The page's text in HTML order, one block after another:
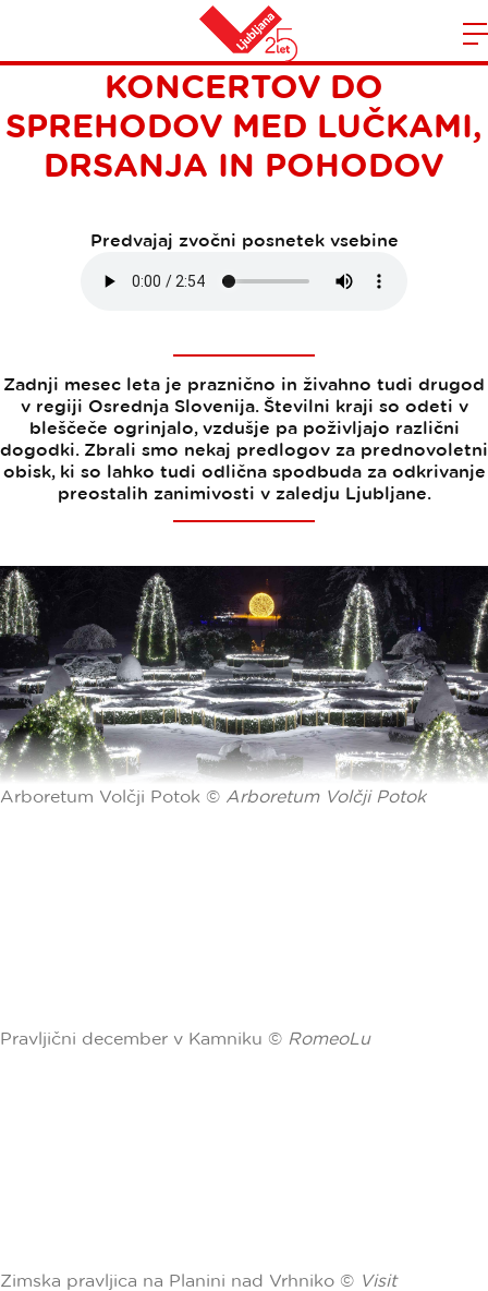
Domov
PRAZNIČNO V REGIJI: OD
KONCERTOV DO
SPREHODOV MED LUČKAMI,
DRSANJA IN POHODOV
Predvajaj zvočni posnetek vsebine
Zadnji mesec leta je praznično in živahno tudi drugod
v regiji Osrednja Slovenija. Številni kraji so odeti v
bleščeče ogrinjalo, vzdušje pa poživljajo različni
dogodki. Zbrali smo nekaj predlogov za prednovoletni
obisk, ki so lahko tudi odlična spodbuda za odkrivanje
preostalih zanimivosti v zaledju Ljubljane.
Arboretum Volčji Potok © Arboretum Volčji Potok
Pravljični december v Kamniku © RomeoLu
Zimska pravljica na Planini nad Vrhniko © Visit